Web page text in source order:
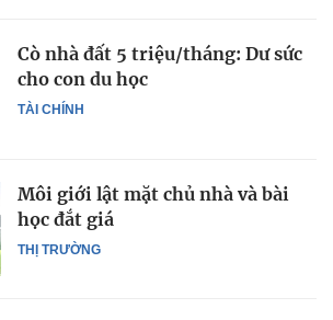
TÀI CHÍNH
Cò nhà đất 5 triệu/tháng: Dư sức
cho con du học
THỊ TRƯỜNG
Môi giới lật mặt chủ nhà và bài
học đắt giá